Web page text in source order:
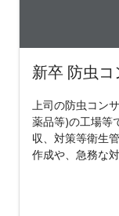
新卒 防虫
上司の防虫コン
薬品等)の工場等
収、対策等衛生
作成や、急務な